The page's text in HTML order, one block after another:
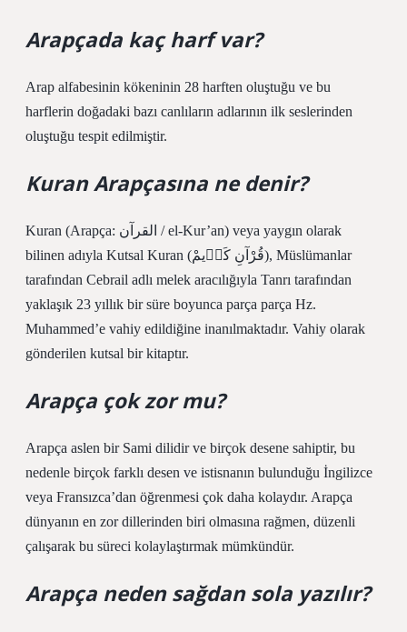
Arapçada kaç harf var?
Arap alfabesinin kökeninin 28 harften oluştuğu ve bu
harflerin doğadaki bazı canlıların adlarının ilk seslerinden
oluştuğu tespit edilmiştir.
Kuran Arapçasına ne denir?
Kuran (Arapça: القرآن / el-Kur’an) veya yaygın olarak
bilinen adıyla Kutsal Kuran (قُرْآنِ کَرٖیمْ), Müslümanlar
tarafından Cebrail adlı melek aracılığıyla Tanrı tarafından
yaklaşık 23 yıllık bir süre boyunca parça parça Hz.
Muhammed’e vahiy edildiğine inanılmaktadır. Vahiy olarak
gönderilen kutsal bir kitaptır.
Arapça çok zor mu?
Arapça aslen bir Sami dilidir ve birçok desene sahiptir, bu
nedenle birçok farklı desen ve istisnanın bulunduğu İngilizce
veya Fransızca’dan öğrenmesi çok daha kolaydır. Arapça
dünyanın en zor dillerinden biri olmasına rağmen, düzenli
çalışarak bu süreci kolaylaştırmak mümkündür.
Arapça neden sağdan sola yazılır?